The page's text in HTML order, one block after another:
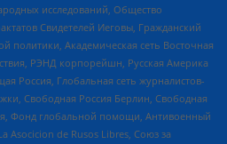
исследований, Общество
Свидетелей Иеговы, Гражданский
политики, Академическая сеть Восточная
РЭНД корпорейшн, Русская Америка
Россия, Глобальная сеть журналистов-
Свободная Россия Берлин, Свободная
Фонд глобальной помощи, Антивоенный
Asocicion de Rusos Libres, Союз за